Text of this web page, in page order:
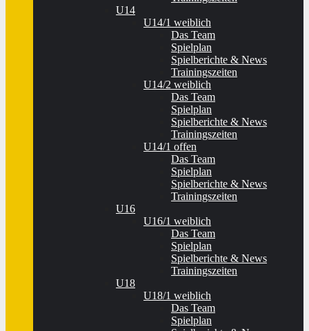
U14
U14/1 weiblich
Das Team
Spielplan
Spielberichte & News
Trainingszeiten
U14/2 weiblich
Das Team
Spielplan
Spielberichte & News
Trainingszeiten
U14/1 offen
Das Team
Spielplan
Spielberichte & News
Trainingszeiten
U16
U16/1 weiblich
Das Team
Spielplan
Spielberichte & News
Trainingszeiten
U18
U18/1 weiblich
Das Team
Spielplan